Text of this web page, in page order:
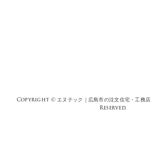
Copyright ©エヌテック｜広島市の注文住宅・工務店
Reserved.